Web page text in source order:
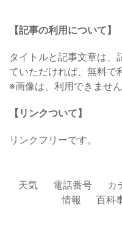
【記事の利用について】
タイトルと記事文章は、
ていただければ、無料で
※画像は、利用できませ
【リンクついて】
リンクフリーです。
天気 電話番号 カ
情報
百科